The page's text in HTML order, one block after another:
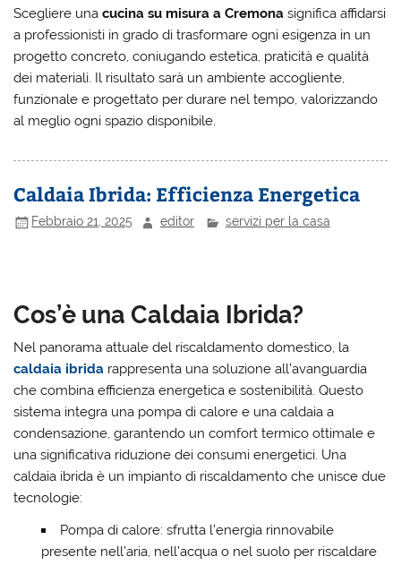
Scegliere unacucina su misura a Cremona significa affidarsi
a professionisti in grado di trasformare ogni esigenza in un
progetto concreto, coniugando estetica, praticità e qualità
dei materiali. Il risultato sarà un ambiente accogliente,
funzionale e progettato per durare nel tempo, valorizzando
al meglio ogni spazio disponibile.
Caldaia Ibrida: Efficienza Energetica
Febbraio 21, 2025 editor servizi per la casa
Cos’è una Caldaia Ibrida?
Nel panorama attuale del riscaldamento domestico, la
caldaia ibrida rappresenta una soluzione all’avanguardia
che combina efficienza energetica e sostenibilità. Questo
sistema integra una pompa di calore e una caldaia a
condensazione, garantendo un comfort termico ottimale e
una significativa riduzione dei consumi energetici. Una
caldaia ibrida è un impianto di riscaldamento che unisce due
tecnologie:
Pompa di calore: sfrutta l’energia rinnovabile
presente nell’aria, nell’acqua o nel suolo per riscaldare